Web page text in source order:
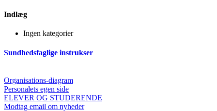
Indlæg
Ingen kategorier
Sundhedsfaglige instrukser
Organisations-diagram
Personalets egen side
ELEVER OG STUDERENDE
Modtag email om nyheder